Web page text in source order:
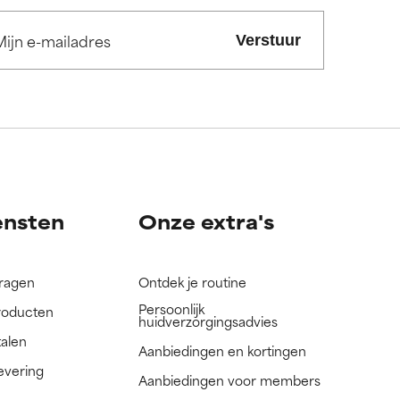
niet
niet
Verstuur
Onze extra's
Ontdek je routine
Persoonlijk
huidverzorgingsadvies
Aanbiedingen en kortingen
Aanbiedingen voor members